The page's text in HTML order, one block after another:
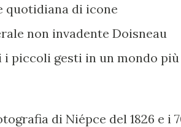
quotidiana di icone
non invadente Doisneau
piccoli gesti in un mondo più
di Niépce del 1826 e i